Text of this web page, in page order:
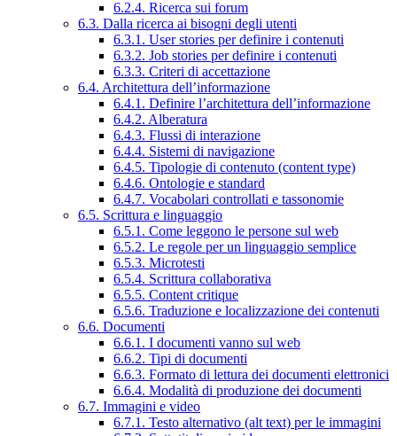
6.2.4. Ricerca sui forum
6.3. Dalla ricerca ai bisogni degli utenti
6.3.1. User stories per definire i contenuti
6.3.2. Job stories per definire i contenuti
6.3.3. Criteri di accettazione
6.4. Architettura dell’informazione
6.4.1. Definire l’architettura dell’informazione
6.4.2. Alberatura
6.4.3. Flussi di interazione
6.4.4. Sistemi di navigazione
6.4.5. Tipologie di contenuto (content type)
6.4.6. Ontologie e standard
6.4.7. Vocabolari controllati e tassonomie
6.5. Scrittura e linguaggio
6.5.1. Come leggono le persone sul web
6.5.2. Le regole per un linguaggio semplice
6.5.3. Microtesti
6.5.4. Scrittura collaborativa
6.5.5. Content critique
6.5.6. Traduzione e localizzazione dei contenuti
6.6. Documenti
6.6.1. I documenti vanno sul web
6.6.2. Tipi di documenti
6.6.3. Formato di lettura dei documenti elettronici
6.6.4. Modalità di produzione dei documenti
6.7. Immagini e video
6.7.1. Testo alternativo (alt text) per le immagini